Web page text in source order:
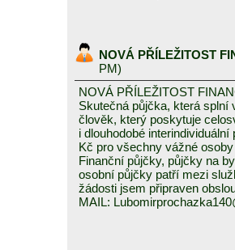
NOVÁ PŘÍLEŽITOST
PM)
NOVÁ PŘÍLEŽITOST
Skutečná půjčka, která
člověk, který poskytuje
i dlouhodobé
Kč pro všechny vážné
Finanční půjčky, půjčky na
osobní půjčky patří mezi
žádosti jsem připraven
MAIL: